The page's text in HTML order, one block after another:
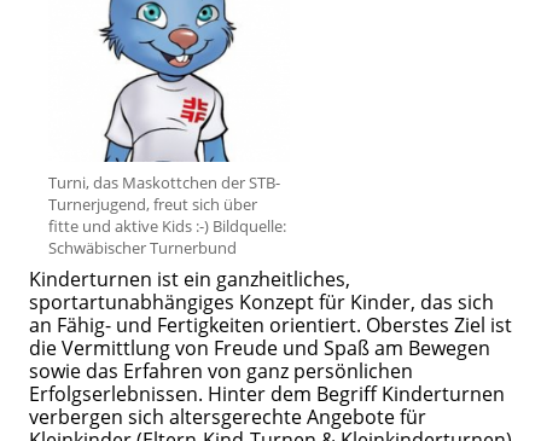
Turni, das Maskottchen der STB-
Turnerjugend, freut sich über
fitte und aktive Kids :-) Bildquelle:
Schwäbischer Turnerbund
Kinderturnen ist ein ganzheitliches,
sportartunabhängiges Konzept für Kinder, das sich
an Fähig- und Fertigkeiten orientiert. Oberstes Ziel ist
die Vermittlung von Freude und Spaß am Bewegen
sowie das Erfahren von ganz persönlichen
Erfolgserlebnissen. Hinter dem Begriff Kinderturnen
verbergen sich altersgerechte Angebote für